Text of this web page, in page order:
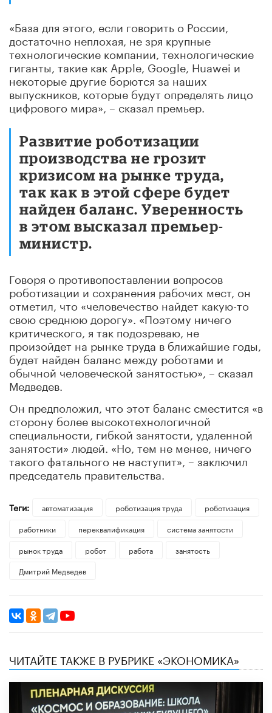
«База для этого, если говорить о России,
достаточно неплохая, не зря крупные
технологические компании, технологические
гиганты, такие как Apple, Google, Huawei и
некоторые другие борются за наших
выпускников, которые будут определять лицо
цифрового мира», – сказал премьер.
Развитие роботизации
производства не грозит
кризисом на рынке труда,
так как в этой сфере будет
найден баланс. Уверенность
в этом высказал премьер-
министр.
Говоря о противопоставлении вопросов
роботизации и сохранения рабочих мест, он
отметил, что «человечество найдет какую-то
свою среднюю дорогу». «Поэтому ничего
критического, я так подозреваю, не
произойдет на рынке труда в ближайшие годы,
будет найден баланс между роботами и
обычной человеческой занятостью», – сказал
Медведев.
Он предположил, что этот баланс сместится «в
сторону более высокотехнологичной
специальности, гибкой занятости, удаленной
занятости» людей. «Но, тем не менее, ничего
такого фатального не наступит», – заключил
председатель правительства.
Теги: автоматизация роботизация труда
роботизация
работники
переквалификация
система занятости
рынок труда
робот работа
занятость
Дмитрий Медведев
ЧИТАЙТЕ ТАКЖЕ В РУБРИКЕ «ЭКОНОМИКА»